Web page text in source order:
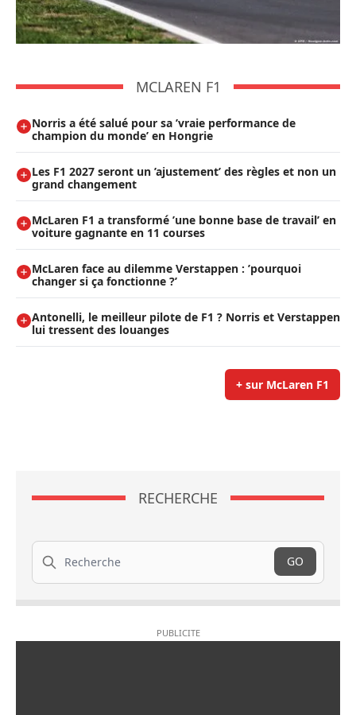
MCLAREN F1
Norris a été salué pour sa ’vraie performance de
champion du monde’ en Hongrie
Les F1 2027 seront un ’ajustement’ des règles et non un
grand changement
McLaren F1 a transformé ’une bonne base de travail’ en
voiture gagnante en 11 courses
McLaren face au dilemme Verstappen : ’pourquoi
changer si ça fonctionne ?’
Antonelli, le meilleur pilote de F1 ? Norris et Verstappen
lui tressent des louanges
+ sur McLaren F1
RECHERCHE
Recherche
GO